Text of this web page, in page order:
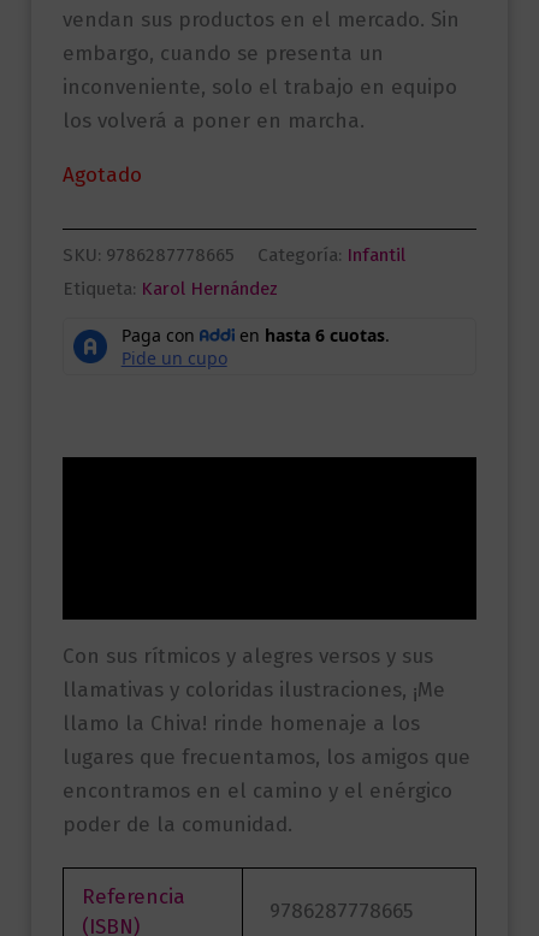
vendan sus productos en el mercado. Sin
embargo, cuando se presenta un
inconveniente, solo el trabajo en equipo
los volverá a poner en marcha.
Agotado
SKU: 9786287778665 Categoría: Infantil
Etiqueta: Karol Hernández
Con sus rítmicos y alegres versos y sus
llamativas y coloridas ilustraciones, ¡Me
llamo la Chiva! rinde homenaje a los
lugares que frecuentamos, los amigos que
encontramos en el camino y el enérgico
poder de la comunidad.
Referencia
(ISBN)
9786287778665